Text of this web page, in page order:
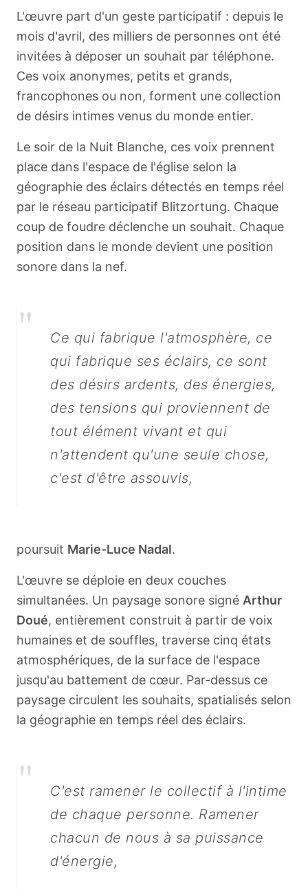
L'œuvre part d'un geste participatif : depuis le
mois d'avril, des milliers de personnes ont été
invitées à déposer un souhait par téléphone.
Ces voix anonymes, petits et grands,
francophones ou non, forment une collection
de désirs intimes venus du monde entier.
Le soir de la Nuit Blanche, ces voix prennent
place dans l'espace de l'église selon la
géographie des éclairs détectés en temps réel
par le réseau participatif Blitzortung. Chaque
coup de foudre déclenche un souhait. Chaque
position dans le monde devient une position
sonore dans la nef.
"
Ce qui fabrique l'atmosphère, ce
qui fabrique ses éclairs, ce sont
des désirs ardents, des énergies,
des tensions qui proviennent de
tout élément vivant et qui
n'attendent qu'une seule chose,
c'est d'être assouvis,
poursuit Marie-Luce Nadal.
L'œuvre se déploie en deux couches
simultanées. Un paysage sonore signé Arthur
Doué, entièrement construit à partir de voix
humaines et de souffles, traverse cinq états
atmosphériques, de la surface de l'espace
jusqu'au battement de cœur. Par-dessus ce
paysage circulent les souhaits, spatialisés selon
la géographie en temps réel des éclairs.
"
C'est ramener le collectif à l'intime
de chaque personne. Ramener
chacun de nous à sa puissance
d'énergie,